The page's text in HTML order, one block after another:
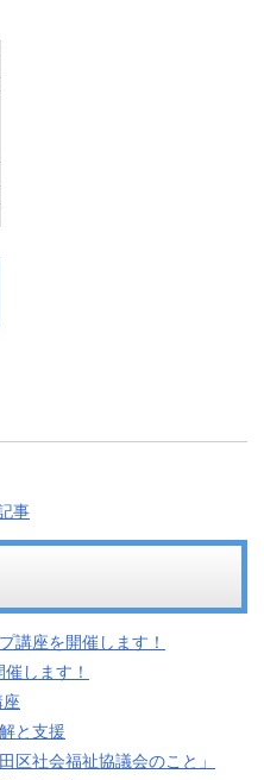
事
講座を開催します！
します！
と支援
区社会福祉協議会のこと」